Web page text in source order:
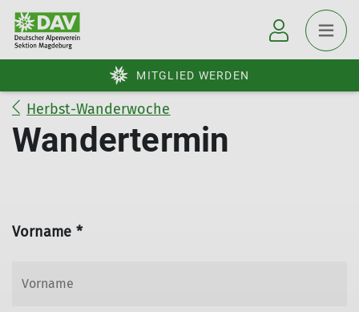
MITGLIED WERDEN
Herbst-Wanderwoche
Wandertermin
Vorname *